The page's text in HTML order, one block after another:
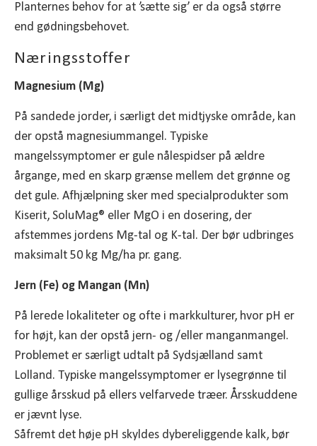
Planternes behov for at ’sætte sig’ er da også større
end gødningsbehovet.
Næringsstoffer
Magnesium (Mg)
På sandede jorder, i særligt det midtjyske område, kan
der opstå magnesiummangel. Typiske
mangelssymptomer er gule nålespidser på ældre
årgange, med en skarp grænse mellem det grønne og
det gule. Afhjælpning sker med specialprodukter som
Kiserit, SoluMag® eller MgO i en dosering, der
afstemmes jordens Mg-tal og K-tal. Der bør udbringes
maksimalt 50 kg Mg/ha pr. gang.
Jern (Fe) og Mangan (Mn)
På lerede lokaliteter og ofte i markkulturer, hvor pH er
for højt, kan der opstå jern- og /eller manganmangel.
Problemet er særligt udtalt på Sydsjælland samt
Lolland. Typiske mangelssymptomer er lysegrønne til
gullige årsskud på ellers velfarvede træer. Årsskuddene
er jævnt lyse.
Såfremt det høje pH skyldes dybereliggende kalk, bør